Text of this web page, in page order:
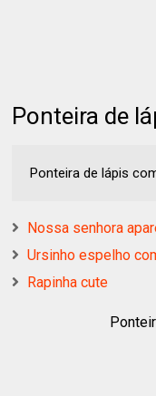
Ponteira de
Ponteira de lápis
Nossa senhora
Ursinho espelho
Rapinha cute